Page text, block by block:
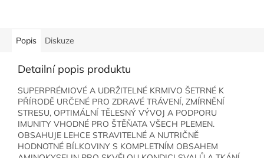
Popis Diskuze
Detailní popis produktu
SUPERPRÉMIOVÉ A UDRŽITELNÉ KRMIVO ŠETRNÉ K
PŘÍRODĚ URČENÉ PRO ZDRAVÉ TRÁVENÍ, ZMÍRNĚNÍ
STRESU, OPTIMÁLNÍ TĚLESNÝ VÝVOJ A PODPORU
IMUNITY VHODNÉ PRO ŠTĚŇATA VŠECH PLEMEN.
OBSAHUJE LEHCE STRAVITELNÉ A NUTRIČNĚ
HODNOTNÉ BÍLKOVINY S KOMPLETNÍM OBSAHEM